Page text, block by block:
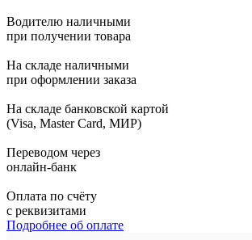
Водителю наличными
при получении товара
На складе наличными
при оформлении заказа
На складе банковской картой
(Visa, Master Card, МИР)
Переводом через
онлайн-банк
Оплата по счёту
с реквизитами
Подробнее об оплате